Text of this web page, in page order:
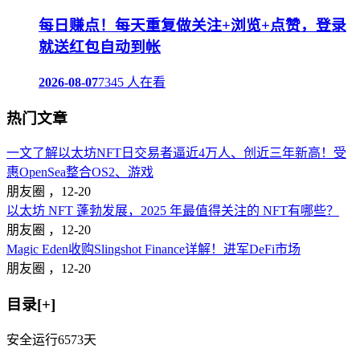
每日赚点！每天重复做关注+浏览+点赞，登录
就送红包自动到帐
2026-08-077345 人在看
热门文章
一文了解以太坊NFT日交易者逼近4万人、创近三年新高！受
惠OpenSea整合OS2、游戏
朋友圈 ， 12-20
以太坊 NFT 蓬勃发展，2025 年最值得关注的 NFT有哪些？
朋友圈 ， 12-20
Magic Eden收购Slingshot Finance详解！进军DeFi市场
朋友圈 ， 12-20
目录[+]
安全运行6573天